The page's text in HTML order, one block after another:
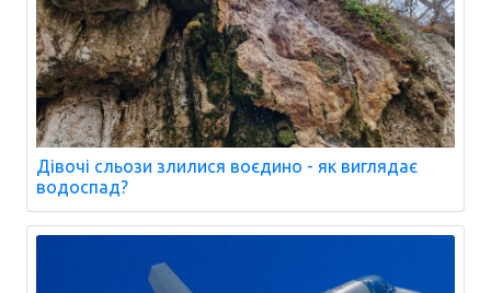
Дівочі сльози злилися воєдино - як виглядає
водоспад?